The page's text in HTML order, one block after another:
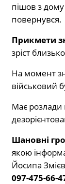
пішов з
повернувся.
Прикмети
зріст
На момент
військовий
Має розлади
Шановні
якою
Йосипа
097-475-66-